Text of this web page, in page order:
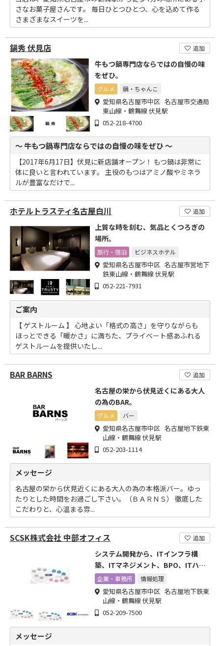
さなお菓子屋さんです。 毎日ひとつひとつ、心を込めて作る
さまざまなスイーツを...
鍋秀 伏見店 追加
牛もつ鍋専門店ならではの自慢の味
をぜひ。
グルメ 鍋・ちゃんこ
愛知県名古屋市中区 名古屋市交通局
東山線・鶴舞線 伏見駅
052-218-4700
～ 牛もつ鍋専門店ならではの自慢の味をぜひ ～
【2017年6月17日】伏見に新店舗オープン！ もつ鍋は非常に
体に良いと言われています。 主役のもつはアミノ酸やミネラ
ルが豊富なだけで...
ホテルトラスティ名古屋白川 追加
上質な時を刻む、気品とくつろぎの
場所。
旅行・宿泊 ビジネスホテル
愛知県名古屋市中区 名古屋市営地下
鉄東山線・鶴舞線 伏見駅
052-221-7931
ご案内
【 ゲストルーム 】 心地よい「格式の高さ」を守りながらも
ほっとできる「暖かさ」に満ちた、プライベート感あふれる
ゲストルームを提供いたし...
BAR BARNS 追加
名古屋の栄から伏見近くにある大人
の為のBAR。
グルメ バー
愛知県名古屋市中区 名古屋地下鉄東
山線・鶴舞線 伏見駅
052-203-1114
メッセージ
名古屋の栄から伏見近くにある大人の為の本格派バー。ゆっ
たりとした時間をお過ごし下さい。（ＢＡＲＮＳ） 徹底した
こだわりと、心温まる雰...
SCSK株式会社 中部オフィス 追加
システム開発から、ITインフラ構
築、ITマネジメント、BPO、ITハー
ド・ソフト販売
企業・事務所 情報処理
愛知県名古屋市中区 名古屋地下鉄東
山線・鶴舞線 伏見駅
052-209-7500
メッセージ